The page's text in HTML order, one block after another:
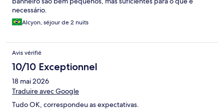
necessário.
Alcyon, séjour de 2 nuits
Avis vérifié
10/10 Exceptionnel
18 mai 2026
Traduire avec Google
Tudo OK, correspondeu as expectativas.